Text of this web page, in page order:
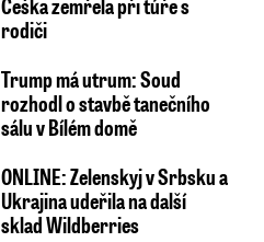
rodiči
Trump má utrum: Soud
rozhodl o stavbě tanečního
sálu v Bílém domě
ONLINE: Zelenskyj v Srbsku a
Ukrajina udeřila na další
sklad Wildberries